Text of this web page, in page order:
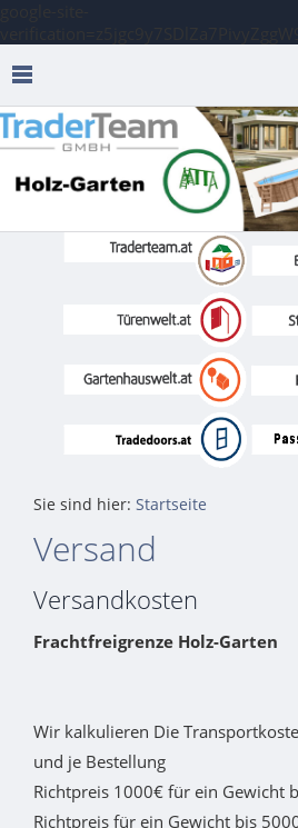
Sie sind hier: Startseite
Versand
Versandkosten
Frachtfreigrenze Holz-Garten
Wir kalkulieren Die
und je Bestellung
Richtpreis 1000€ für ein Gewicht
Richtpreis für ein Gewicht bis